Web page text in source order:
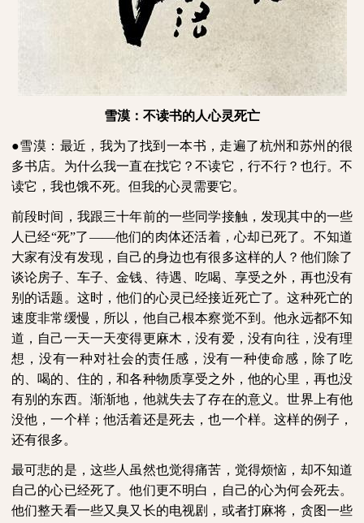
雪漠：不读书的人心灵死亡
●雪漠：最近，我为了找到一本书，走遍了杭州和苏州的很
多书店。为什么我一直在找它？不读它，行不行？也行。不
读它，我也饿不死。但我的心灵需要它。
前段时间，我跟三十年前的一些同学接触，发现其中的一些
人已经“死”了——他们的肉体还活着，心却已死了。不知道
大家有没有发现，自己的身边也有很多这样的人？他们除了
谈论房子、车子、金钱、待遇、吃喝、享受之外，再也没有
别的话题。这时，他们的心灵已经接近死亡了。这种死亡的
速度非常缓慢，所以，他自己根本察觉不到。他永远都不知
道，自己一天一天变得更麻木，没有爱，没有向往，没有理
想，没有一种对社会的责任感，没有一种使命感，除了吃
的、喝的、住的，和各种物质享受之外，他的心里，再也没
有别的东西。渐渐地，他就失去了存在的意义。世界上有他
没他，一个样；他活着还是死去，也一个样。这样的例子，
还有很多。
最可悲的是，这些人虽然也觉得痛苦，觉得烦恼，却不知道
自己的心已经死了。他们更不明白，自己的心为何会死去。
他们整天看一些又臭又长的电视剧，或者打麻将，贪图一些